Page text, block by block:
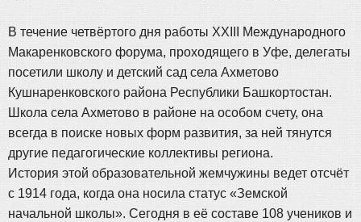
В течение четвёртого дня работы XXIII Международного
Макаренковского форума, проходящего в Уфе, делегаты
посетили школу и детский сад села Ахметово
Кушнаренковского района Республики Башкортостан.
Школа села Ахметово в районе на особом счету, она
всегда в поиске новых форм развития, за ней тянутся
другие педагогические коллективы региона.
История этой образовательной жемчужины ведет отсчёт
с 1914 года, когда она носила статус «Земской
начальной школы». Сегодня в её составе 108 учеников и